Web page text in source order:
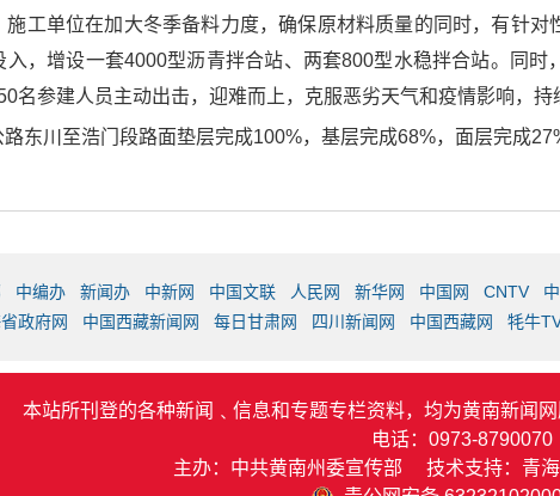
工单位在加大冬季备料力度，确保原材料质量的同时，有针
，增设一套4000型沥青拌合站、两套800型水稳拌合站。同
名参建人员主动出击，迎难而上，克服恶劣天气和疫情影响，持
东川至浩门段路面垫层完成100%，基层完成68%，面层完成
中编办 新闻办 中新网 中国文联 人民网 新华网 中国网 CNTV
政府网 中国西藏新闻网 每日甘肃网 四川新闻网 中国西藏网 牦牛
本站所刊登的各种新闻﹑信息和专题专栏资料，均为黄南新闻
电话：0973-8790070
主办：中共黄南州委宣传部 技术支持：青